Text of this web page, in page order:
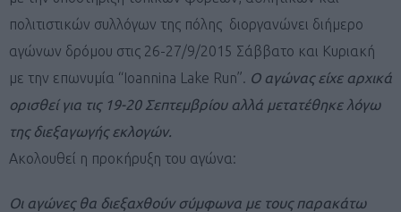
πολιτιστικών συλλόγων της πόλης διοργανώνει διήμερο
αγώνων δρόμου στις 26-27/9/2015 Σάββατο και Κυριακή
με την επωνυμία “Ioannina Lake Run”. Ο αγώνας είχε αρχικά
ορισθεί για τις 19-20 Σεπτεμβρίου αλλά μετατέθηκε λόγω
της διεξαγωγής εκλογών.
Ακολουθεί η προκήρυξη του αγώνα:
Οι αγώνες θα διεξαχθούν σύμφωνα με τους παρακάτω